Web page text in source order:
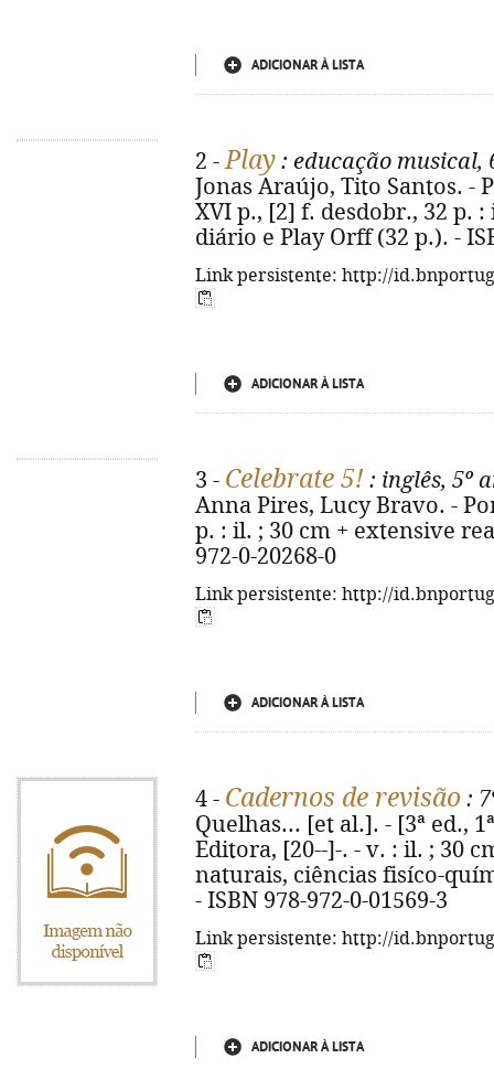
ADICIONAR À LISTA
2 -Play : educação musical,
Jonas Araújo, Tito Santos. -
XVI p., [2] f. desdobr., 32 p.
diário e Play Orff (32 p.). -
Link persistente: http://
ADICIONAR À LISTA
3 - Celebrate 5! : inglês, 5º
Anna Pires, Lucy Bravo. -
p. : il. ; 30 cm + extensive
972-0-20268-0
Link persistente: http://
ADICIONAR À LISTA
4 - Cadernos de revisão :
Quelhas... [et al.]. - [3ª ed.,
Editora, [20--]-. - v. : il. ; 30
naturais, ciências fisíco-
- ISBN 978-972-0-01569-3
Link persistente: http://
ADICIONAR À LISTA